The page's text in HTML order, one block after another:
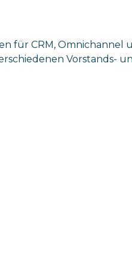
für CRM, Omnichannel
Vorstands-